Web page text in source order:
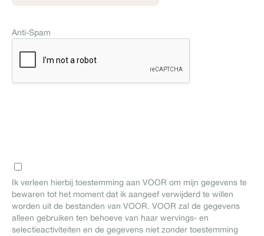
Anti-Spam
Ik verleen hierbij toestemming aan VOOR om mijn gegevens te
bewaren tot het moment dat ik aangeef verwijderd te willen
worden uit de bestanden van VOOR. VOOR zal de gegevens
alleen gebruiken ten behoeve van haar wervings- en
selectieactiviteiten en de gegevens niet zonder toestemming